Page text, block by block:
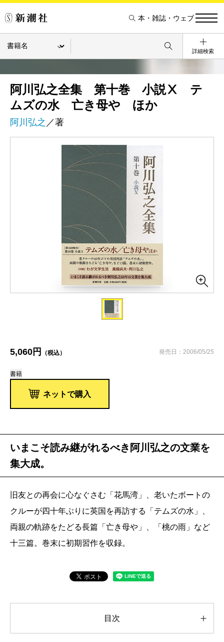
本・雑誌・ウェブ
詳細検索
阿川弘之全集 第十巻 小説Ⅹ テ
ムズの水 亡き母や ほか
阿川弘之 ／著
5,060円 （税込） 発売日：2006/05/25
書籍
ネットで購入
いまこそ読み継がれるべき阿川弘之の文業を
集大成。
旧友との再会に心なぐさむ「花馬湾」、老いたボートの
クルーが四十年ぶりに英国を再訪する「テムズの水」、
両親の軌跡をたどる長篇「亡き母や」、「桃の雨」など
十三篇。巻末に初期習作を収録。
目次